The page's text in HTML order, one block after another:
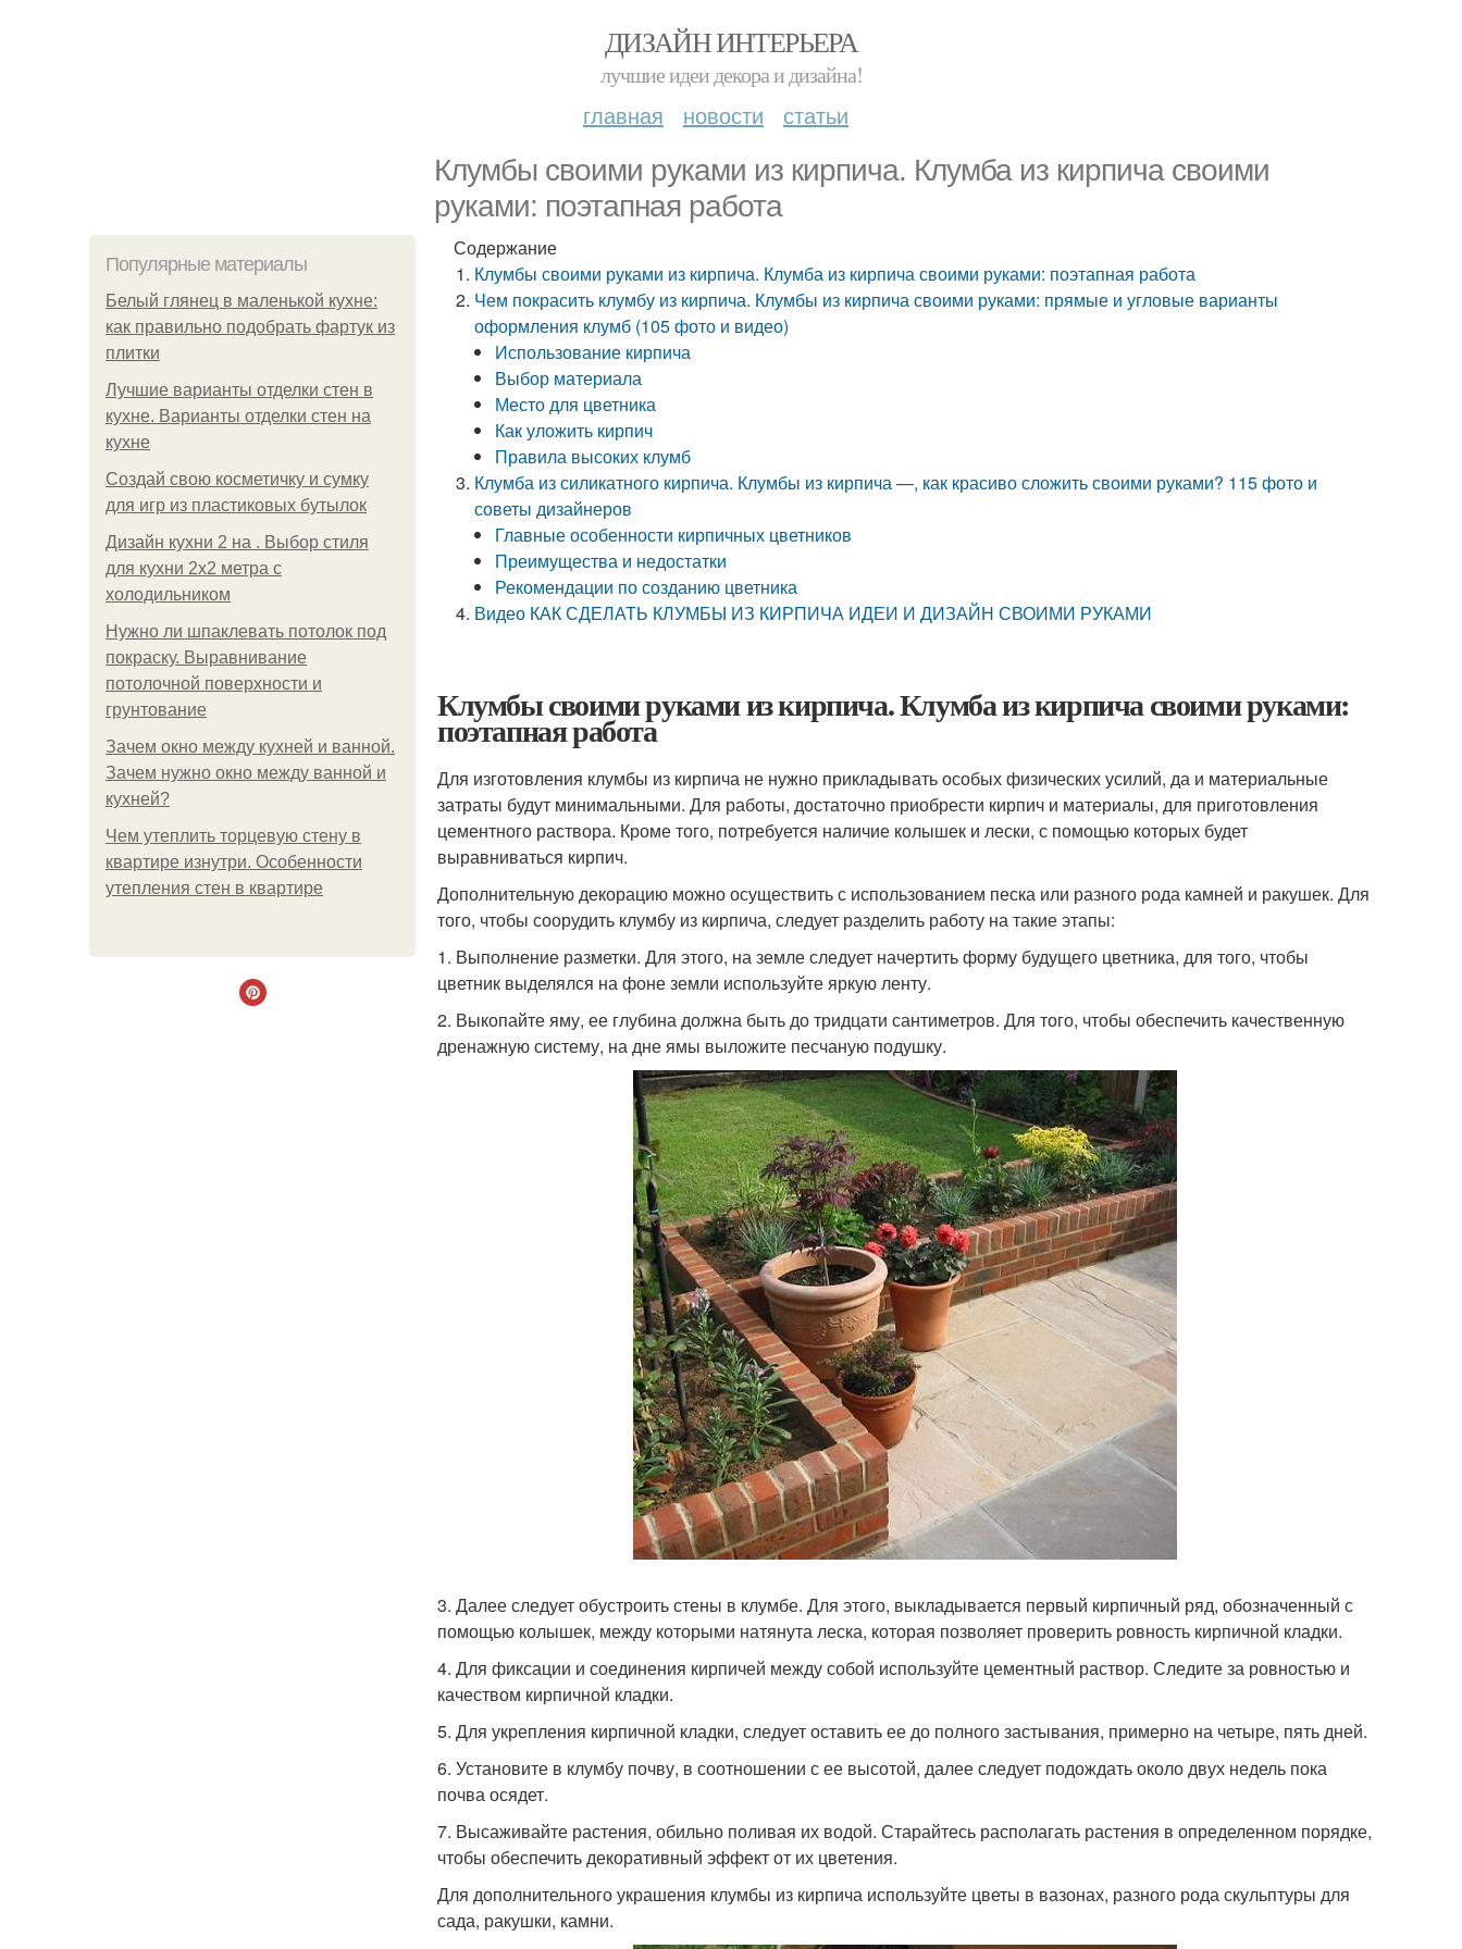
ДИЗАЙН ИНТЕРЬЕРА
лучшие идеи декора и дизайна!
главная новости статьи
Клумбы своими руками из кирпича. Клумба из кирпича своими
руками: поэтапная работа
Популярные материалы
Белый глянец в маленькой кухне:
как правильно подобрать фартук из
плитки
Лучшие варианты отделки стен в
кухне. Варианты отделки стен на
кухне
Создай свою косметичку и сумку
для игр из пластиковых бутылок
Дизайн кухни 2 на . Выбор стиля
для кухни 2х2 метра с
холодильником
Нужно ли шпаклевать потолок под
покраску. Выравнивание
потолочной поверхности и
грунтование
Зачем окно между кухней и ванной.
Зачем нужно окно между ванной и
кухней?
Чем утеплить торцевую стену в
квартире изнутри. Особенности
утепления стен в квартире
Содержание
Клумбы своими руками из кирпича. Клумба из кирпича своими руками: поэтапная работа
Чем покрасить клумбу из кирпича. Клумбы из кирпича своими руками: прямые и угловые варианты
оформления клумб (105 фото и видео)
Использование кирпича
Выбор материала
Место для цветника
Как уложить кирпич
Правила высоких клумб
Клумба из силикатного кирпича. Клумбы из кирпича —, как красиво сложить своими руками? 115 фото и
советы дизайнеров
Главные особенности кирпичных цветников
Преимущества и недостатки
Рекомендации по созданию цветника
Видео КАК СДЕЛАТЬ КЛУМБЫ ИЗ КИРПИЧА ИДЕИ И ДИЗАЙН СВОИМИ РУКАМИ
Клумбы своими руками из кирпича. Клумба из кирпича своими руками:
поэтапная работа
Для изготовления клумбы из кирпича не нужно прикладывать особых физических усилий, да и материальные
затраты будут минимальными. Для работы, достаточно приобрести кирпич и материалы, для приготовления
цементного раствора. Кроме того, потребуется наличие колышек и лески, с помощью которых будет
выравниваться кирпич.
Дополнительную декорацию можно осуществить с использованием песка или разного рода камней и ракушек. Для
того, чтобы соорудить клумбу из кирпича, следует разделить работу на такие этапы:
1. Выполнение разметки. Для этого, на земле следует начертить форму будущего цветника, для того, чтобы
цветник выделялся на фоне земли используйте яркую ленту.
2. Выкопайте яму, ее глубина должна быть до тридцати сантиметров. Для того, чтобы обеспечить качественную
дренажную систему, на дне ямы выложите песчаную подушку.
3. Далее следует обустроить стены в клумбе. Для этого, выкладывается первый кирпичный ряд, обозначенный с
помощью колышек, между которыми натянута леска, которая позволяет проверить ровность кирпичной кладки.
4. Для фиксации и соединения кирпичей между собой используйте цементный раствор. Следите за ровностью и
качеством кирпичной кладки.
5. Для укрепления кирпичной кладки, следует оставить ее до полного застывания, примерно на четыре, пять дней.
6. Установите в клумбу почву, в соотношении с ее высотой, далее следует подождать около двух недель пока
почва осядет.
7. Высаживайте растения, обильно поливая их водой. Старайтесь располагать растения в определенном порядке,
чтобы обеспечить декоративный эффект от их цветения.
Для дополнительного украшения клумбы из кирпича используйте цветы в вазонах, разного рода скульптуры для
сада, ракушки, камни.